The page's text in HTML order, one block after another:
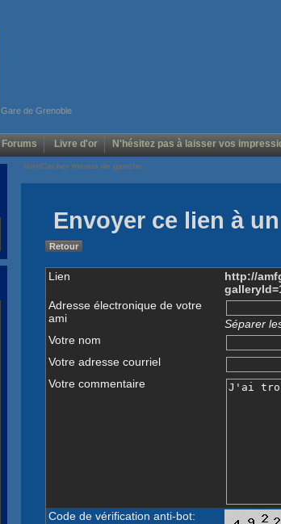
Gare de Grenoble
Forums Livre d'or N'hésitez pas à laisser vos
Voir/Cacher menus de gauche
Envoyer ce lien à
Retour
Lien
http://
Adresse électronique de votre
ami
Séparer
Votre nom
Votre adresse courriel
Votre commentaire
Code de vérification anti-bot: